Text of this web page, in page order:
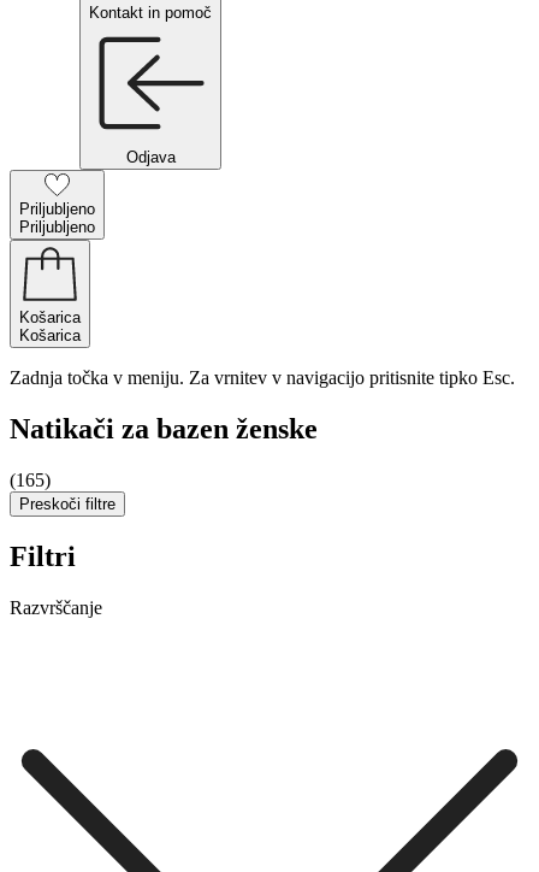
Kontakt in pomoč
Odjava
Priljubljeno
Priljubljeno
Košarica
Košarica
Zadnja točka v meniju. Za vrnitev v navigacijo pritisnite tipko Esc.
Natikači za bazen ženske
(165)
Preskoči filtre
Filtri
Razvrščanje